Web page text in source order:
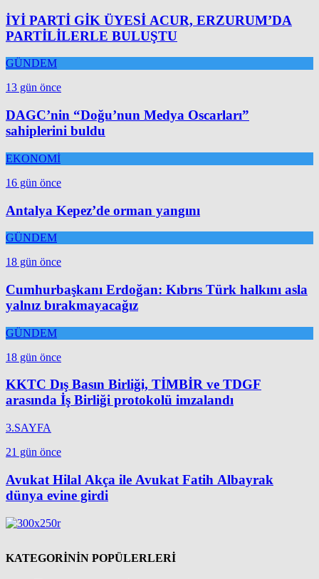
İYİ PARTİ GİK ÜYESİ ACUR, ERZURUM’DA
PARTİLİLERLE BULUŞTU
GÜNDEM
13 gün önce
DAGC’nin “Doğu’nun Medya Oscarları”
sahiplerini buldu
EKONOMİ
16 gün önce
Antalya Kepez’de orman yangını
GÜNDEM
18 gün önce
Cumhurbaşkanı Erdoğan: Kıbrıs Türk halkını asla
yalnız bırakmayacağız
GÜNDEM
18 gün önce
KKTC Dış Basın Birliği, TİMBİR ve TDGF
arasında İş Birliği protokolü imzalandı
3.SAYFA
21 gün önce
Avukat Hilal Akça ile Avukat Fatih Albayrak
dünya evine girdi
KATEGORİNİN POPÜLERLERİ